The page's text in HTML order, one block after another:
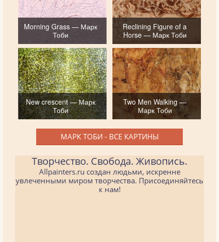
Morning Grass — Марк
Тоби
Reclining Figure of a
Horse — Марк Тоби
New crescent — Марк
Тоби
Two Men Walking —
Марк Тоби
МАРК ТОБИ - ВСЕ КАРТИНЫ
Творчество. Свобода. Живопись.
Allpainters.ru создан людьми, искренне
увлеченными миром творчества. Присоединяйтесь
к нам!